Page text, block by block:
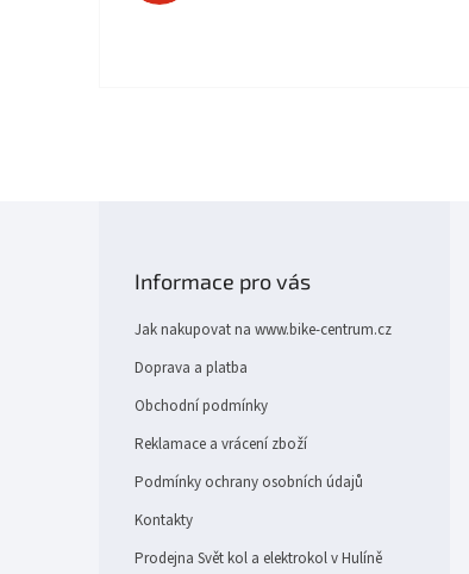
Informace pro vás
Jak nakupovat na www.bike-centrum.cz
Doprava a platba
Obchodní podmínky
Reklamace a vrácení zboží
Podmínky ochrany osobních údajů
Kontakty
Prodejna Svět kol a elektrokol v Hulíně